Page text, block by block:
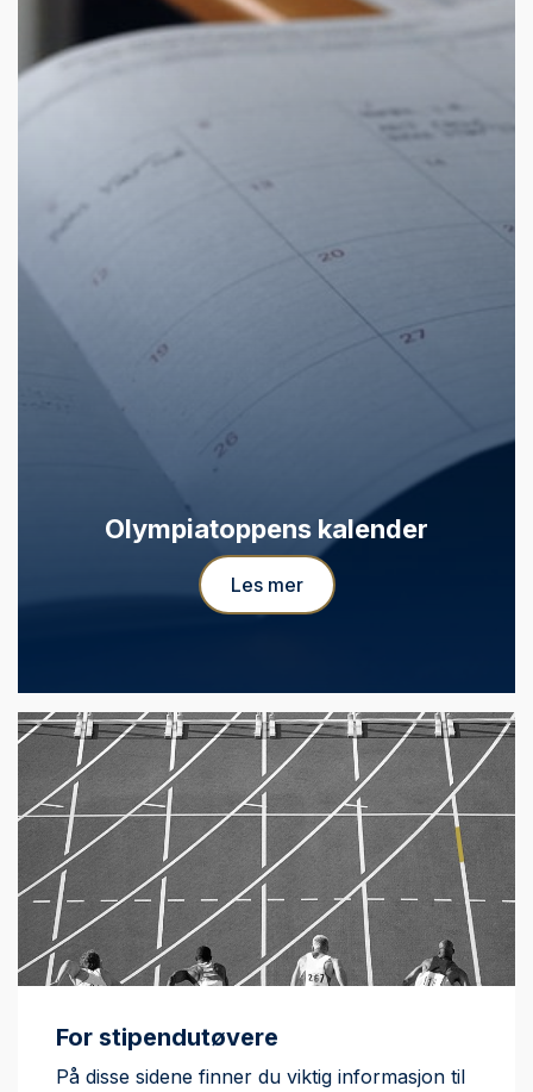
Olympiatoppens kalender
Les mer
For stipendutøvere
På disse sidene finner du viktig informasjon til